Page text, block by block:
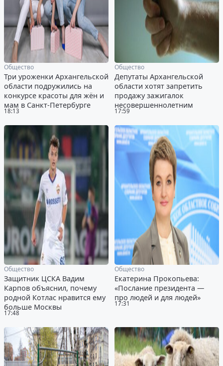
18:13
Общество
Три уроженки Архангельской
области подружились на
конкурсе красоты для жён и
мам в Санкт-Петербурге
17:59
Общество
Депутаты Архангельской
области хотят запретить
продажу зажигалок
несовершеннолетним
17:48
Общество
Защитник ЦСКА Вадим
Карпов объяснил, почему
родной Котлас нравится ему
больше Москвы
17:31
Общество
Екатерина Прокопьева:
«Послание президента —
про людей и для людей»